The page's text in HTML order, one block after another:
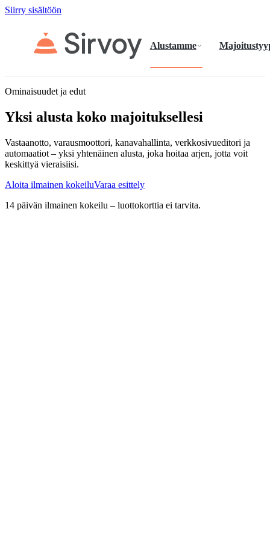
Siirry sisältöön
Alustamme
Ominaisuudet ja edut
Yksi alusta koko majoituksellesi
Vastaanotto, varausmoottori, kanavahallinta, verkkosivueditori ja
automaatiot – yksi yhtenäinen alusta, joka hoitaa arjen, jotta voit
keskittyä vieraisiisi.
Aloita ilmainen kokeiluVaraa esittely
14 päivän ilmainen kokeilu – luottokorttia ei tarvita.